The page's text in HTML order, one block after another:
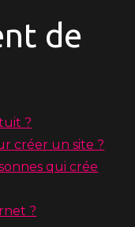
de
?
créer un site ?
qui crée
?